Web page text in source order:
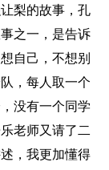
梨的故事，孔
之一，是告诉
自己，不想别
，每人取一个
没有一个同学
老师又请了二
，我更加懂得